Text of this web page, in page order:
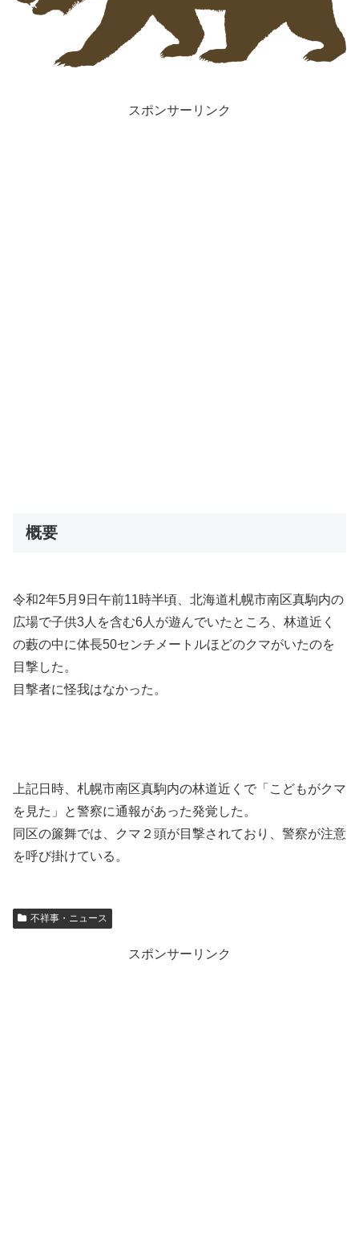
スポンサーリンク
概要
令和2年5月9日午前11時半頃、北海道札幌市南区真駒内の
広場で子供3人を含む6人が遊んでいたところ、林道近く
の藪の中に体長50センチメートルほどのクマがいたのを
目撃した。
目撃者に怪我はなかった。
上記日時、札幌市南区真駒内の林道近くで「こどもがクマ
を見た」と警察に通報があった発覚した。
同区の簾舞では、クマ２頭が目撃されており、警察が注意
を呼び掛けている。
不祥事・ニュース
スポンサーリンク